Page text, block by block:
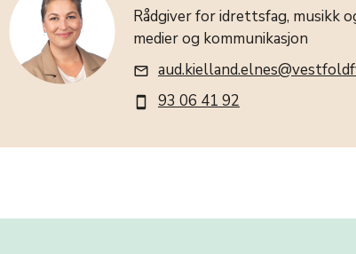
Rådgiver for idrettsfag, musikk
medier og kommunikasjon
mail_outline
smartphone 93 06 41 92